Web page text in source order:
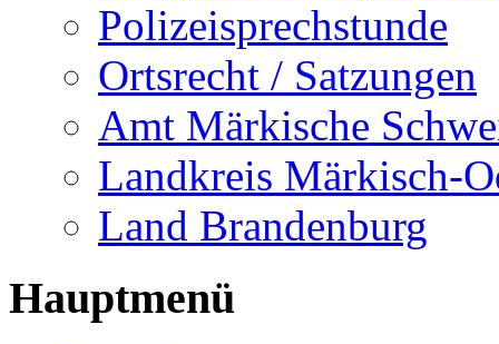
Polizeisprechstunde
Ortsrecht / Satzungen
Amt Märkische
Landkreis Märkisch-
Land Brandenburg
Hauptmenü